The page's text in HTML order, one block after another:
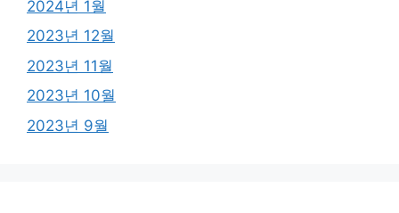
2024년 1월
2023년 12월
2023년 11월
2023년 10월
2023년 9월